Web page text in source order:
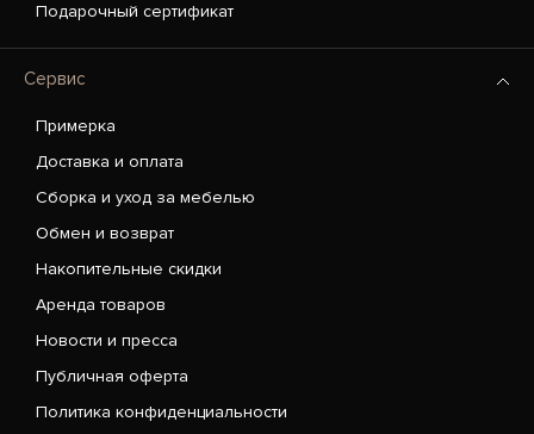
Подарочный сертификат
Сервис
Примерка
Доставка и оплата
Сборка и уход за мебелью
Обмен и возврат
Накопительные скидки
Аренда товаров
Новости и пресса
Публичная оферта
Политика конфиденциальности